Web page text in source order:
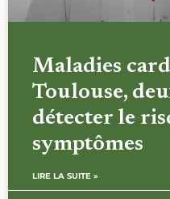
Maladies
Toulouse,
détecter le
symptômes
LIRE LA SUITE »